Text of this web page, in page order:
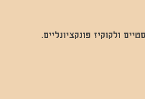
ולקוקיז פונקציונליים.